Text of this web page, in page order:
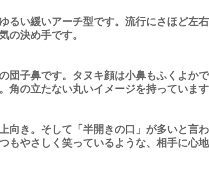
るい緩いアーチ型です。流行にさほど左
の決め手です。
団子鼻です。タヌキ顔は小鼻もふくよかで
角の立たない丸いイメージを持っています
向き。そして「半開きの口」が多いと言
もやさしく笑っているような、相手に心